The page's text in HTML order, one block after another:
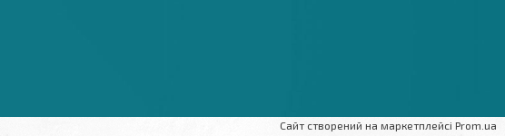
Сайт створений на маркетплейсі Prom.ua